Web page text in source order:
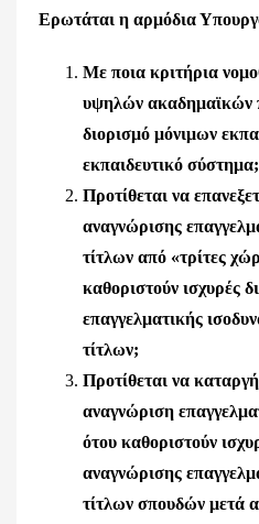
Ερωτάται η αρμόδια
Με ποια κριτήρια
υψηλών ακαδημαϊκών
διορισμό μόνιμων
εκπαιδευτικό σύστημα;
Προτίθεται να
αναγνώρισης
τίτλων από «τρίτες
καθοριστούν ισχυρές
επαγγελματικής
τίτλων;
Προτίθεται να
αναγνώριση
ότου καθοριστούν
αναγνώρισης
τίτλων σπουδών μετά